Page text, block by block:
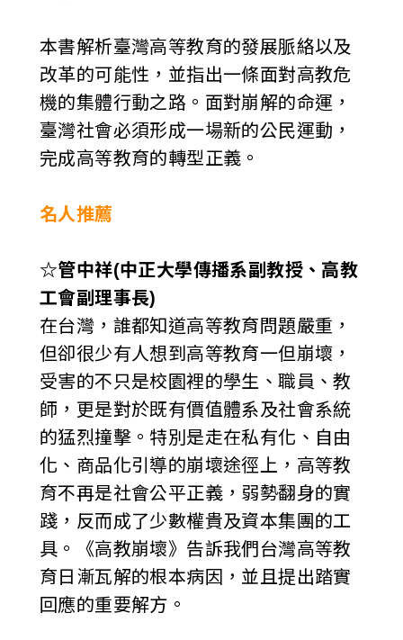
本書解析臺灣高等教育的發展脈絡以及
改革的可能性，並指出一條面對高教危
機的集體行動之路。面對崩解的命運，
臺灣社會必須形成一場新的公民運動，
完成高等教育的轉型正義。
名人推薦
☆管中祥(中正大學傳播系副教授、高教
工會副理事長)
在台灣，誰都知道高等教育問題嚴重，
但卻很少有人想到高等教育一但崩壞，
受害的不只是校園裡的學生、職員、教
師，更是對於既有價值體系及社會系統
的猛烈撞擊。特別是走在私有化、自由
化、商品化引導的崩壞途徑上，高等教
育不再是社會公平正義，弱勢翻身的實
踐，反而成了少數權貴及資本集團的工
具。《高教崩壞》告訴我們台灣高等教
育日漸瓦解的根本病因，並且提出踏實
回應的重要解方。